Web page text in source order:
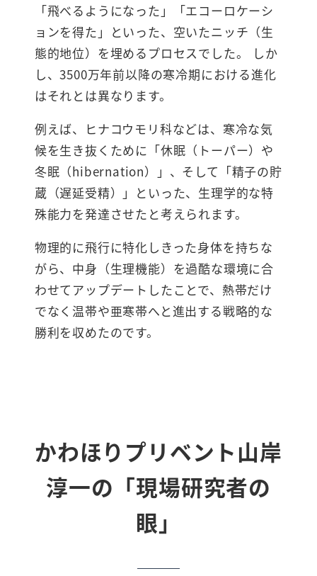
「飛べるようになった」「エコーロケーシ
ョンを得た」といった、空いたニッチ（生
態的地位）を埋めるプロセスでした。 しか
し、3500万年前以降の寒冷期における進化
はそれとは異なります。
例えば、ヒナコウモリ科などは、寒冷な気
候を生き抜くために「休眠（トーパー）や
冬眠（hibernation）」、そして「精子の貯
蔵（遅延受精）」といった、生理学的な特
殊能力を発達させたと考えられます。
物理的に飛行に特化しきった身体を持ちな
がら、中身（生理機能）を過酷な環境に合
わせてアップデートしたことで、熱帯だけ
でなく温帯や亜寒帯へと進出する戦略的な
勝利を収めたのです。
かわほりプリベント山岸
淳一の「現場研究者の
眼」